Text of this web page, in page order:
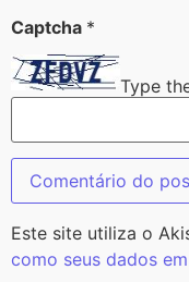
Captcha *
Type
Este site utiliza o
como seus dados